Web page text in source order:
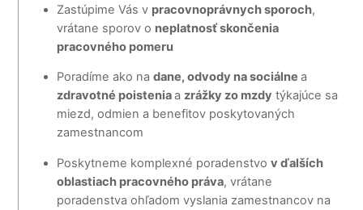
Zastúpime Vás v pracovnoprávnych sporoch,
vrátane sporov o neplatnosť skončenia
pracovného pomeru
Poradíme ako na dane, odvody na sociálne a
zdravotné poisteniaa zrážky zo mzdy týkajúce sa
miezd, odmien a benefitov poskytovaných
zamestnancom
Poskytneme komplexné poradenstvo v ďalších
oblastiach pracovného práva, vrátane
poradenstva ohľadom vyslania zamestnancov na